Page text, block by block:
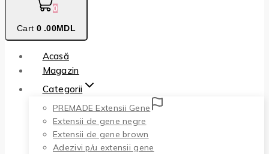
0
Cart 0 .00MDL
Acasă
Magazin
Categorii
PREMADE Extensii Gene
Extensii de gene negre
Extensii de gene brown
Adezivi p/u extensii gene